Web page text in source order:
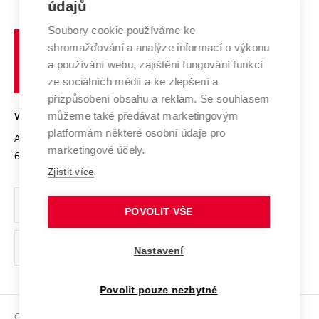
Systém zajišťování kvality výzkumu
Výzkumné infrastruktury
Transfer znalostí
Open Science
Projekty
Projekty ze strukturálních fondů
Specifický výzkum
Zahraniční spolupráce
Spolupráce se školami
Služby univerzity
Mezinárodní dohody
Univerzitní sítě
Profil univerzity
Udržitelná univerzita
Podnikavá univerzita / ContriBUTe
Bezpečná univerzita
Vyznamenání
Organizační struktura
Ochrana osobních údajů
odkaz)
učení
technické
VYSOKÉ UČENÍ TECHNICKÉ V BRNĚ
Antonínská 548/1
602 00 Brno
www.vut.cz
vut@vutbr.cz
Copyright © 2026 VUT
údajů
Soubory cookie používáme ke
shromažďování a analýze informací o výkonu
a používání webu, zajištění fungování funkcí
ze sociálních médií a ke zlepšení a
přizpůsobení obsahu a reklam. Se souhlasem
můžeme také předávat marketingovým
platformám některé osobní údaje pro
marketingové účely.
Zjistit více
POVOLIT VŠE
Nastavení
Povolit pouze nezbytné